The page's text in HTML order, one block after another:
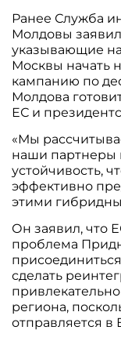
Ранее Служба
Молдовы
указывающие
Москвы начать
кампанию по
Молдова
ЕС и
«Мы
наши партнеры
устойчивость,
эффективно
этими
Он заявил, что
проблема
сделать
региона,
отправляется в